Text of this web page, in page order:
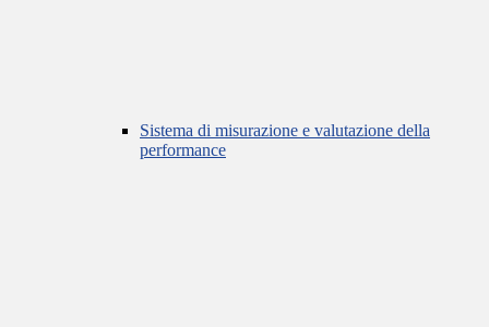
Sistema di misurazione e valutazione della
performance